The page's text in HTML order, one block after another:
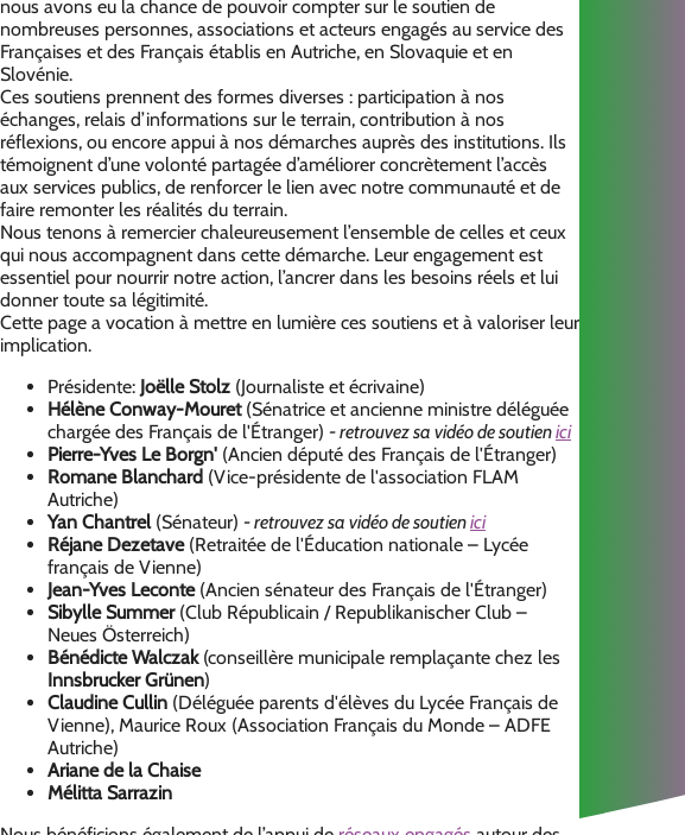
nous avons eu la chance de pouvoir compter sur le soutien de
nombreuses personnes, associations et acteurs engagés au service des
Françaises et des Français établis en Autriche, en Slovaquie et en
Slovénie.
Ces soutiens prennent des formes diverses : participation à nos
échanges, relais d’informations sur le terrain, contribution à nos
réflexions, ou encore appui à nos démarches auprès des institutions. Ils
témoignent d’une volonté partagée d’améliorer concrètement l’accès
aux services publics, de renforcer le lien avec notre communauté et de
faire remonter les réalités du terrain.
Nous tenons à remercier chaleureusement l’ensemble de celles et ceux
qui nous accompagnent dans cette démarche. Leur engagement est
essentiel pour nourrir notre action, l’ancrer dans les besoins réels et lui
donner toute sa légitimité.
Cette page a vocation à mettre en lumière ces soutiens et à valoriser leur
implication.
Présidente: Joëlle Stolz (Journaliste et écrivaine)
Hélène Conway-Mouret(Sénatrice et ancienne ministre déléguée
chargée des Français de l'Étranger) - retrouvez sa vidéo de soutienici
Pierre-Yves Le Borgn' (Ancien député des Français de l'Étranger)
Romane Blanchard (Vice-présidente de l'association FLAM
Autriche)
Yan Chantrel(Sénateur) - retrouvez sa vidéo de soutienici
Réjane Dezetave(Retraitée de l'Éducation nationale – Lycée
français de Vienne)
Jean-Yves Leconte(Ancien sénateur des Français de l'Étranger)
Sibylle Summer(Club Républicain / Republikanischer Club –
Neues Österreich)
Bénédicte Walczak(conseillère municipale remplaçante chez les
Innsbrucker Grünen)
Claudine Cullin (Déléguée parents d'élèves du Lycée Français de
Vienne), Maurice Roux (Association Français du Monde – ADFE
Autriche)
Ariane de la Chaise
Mélitta Sarrazin